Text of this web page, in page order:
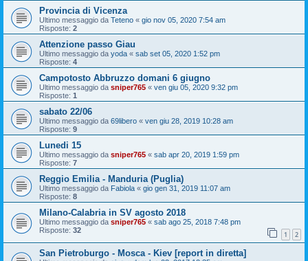
Provincia di Vicenza
Ultimo messaggio da Teteno « gio nov 05, 2020 7:54 am
Risposte: 2
Attenzione passo Giau
Ultimo messaggio da yoda « sab set 05, 2020 1:52 pm
Risposte: 4
Campotosto Abbruzzo domani 6 giugno
Ultimo messaggio da sniper765 « ven giu 05, 2020 9:32 pm
Risposte: 1
sabato 22/06
Ultimo messaggio da 69libero « ven giu 28, 2019 10:28 am
Risposte: 9
Lunedi 15
Ultimo messaggio da sniper765 « sab apr 20, 2019 1:59 pm
Risposte: 7
Reggio Emilia - Manduria (Puglia)
Ultimo messaggio da Fabiola « gio gen 31, 2019 11:07 am
Risposte: 8
Milano-Calabria in SV agosto 2018
Ultimo messaggio da sniper765 « sab ago 25, 2018 7:48 pm
Risposte: 32 1 2
San Pietroburgo - Mosca - Kiev [report in diretta]